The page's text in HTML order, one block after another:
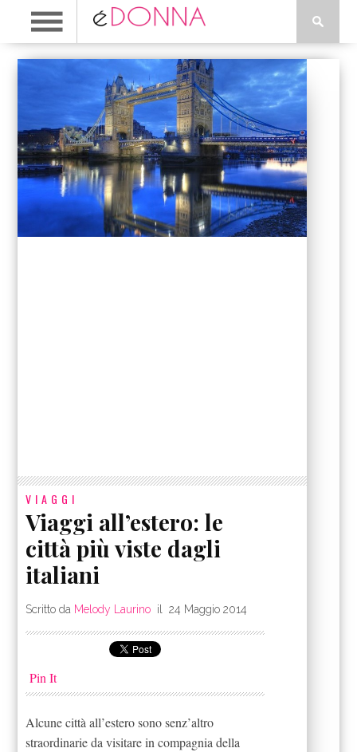
VIAGGI
Viaggi all’estero: le
città più viste dagli
italiani
Scritto da Melody Laurino il24 Maggio 2014
Pin It
Alcune città all’estero sono senz’altro
straordinarie da visitare in compagnia della